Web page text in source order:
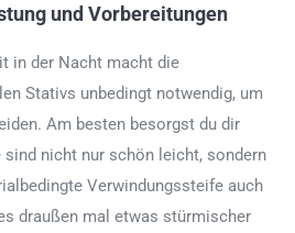
und Vorbereitungen
in der Nacht macht die
Stativs unbedingt notwendig, um
Am besten besorgst du dir
sind nicht nur schön leicht, sondern
Verwindungssteife auch
draußen mal etwas stürmischer